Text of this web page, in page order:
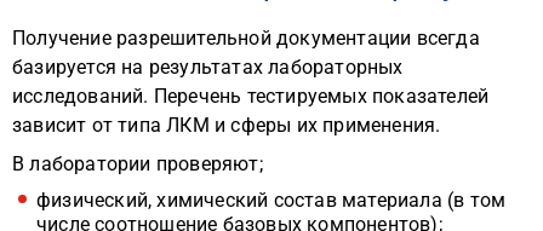
Получение разрешительной документации всегда
базируется на результатах лабораторных
исследований. Перечень тестируемых показателей
зависит от типа ЛКМ и сферы их применения.
В лаборатории проверяют;
физический, химический состав материала (в том
числе соотношение базовых компонентов);